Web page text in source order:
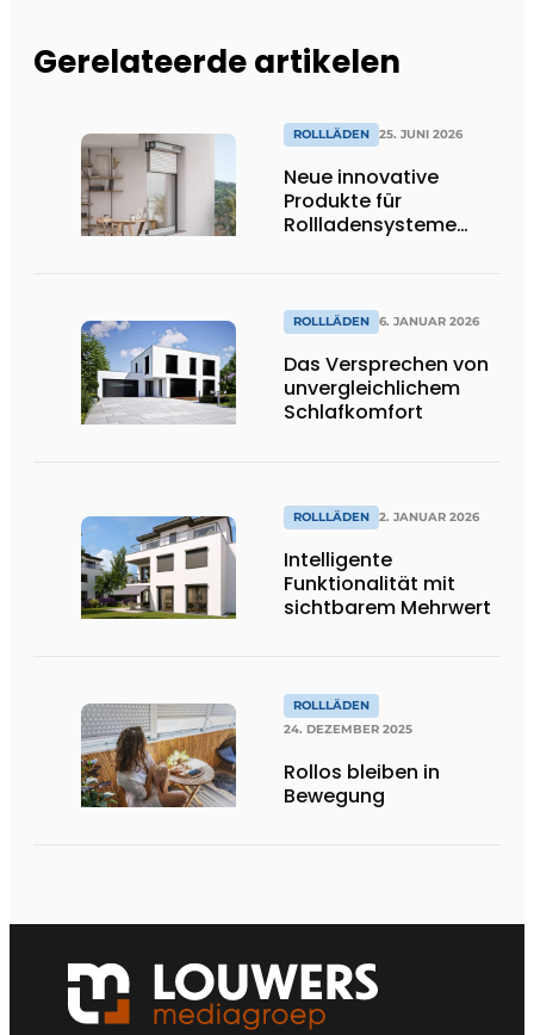
Gerelateerde artikelen
ROLLLÄDEN 25. JUNI 2026
Neue innovative
Produkte für
Rollladensysteme
ROLLLÄDEN 6. JANUAR 2026
Das Versprechen von
unvergleichlichem
Schlafkomfort
ROLLLÄDEN 2. JANUAR 2026
Intelligente
Funktionalität mit
sichtbarem Mehrwert
ROLLLÄDEN
24. DEZEMBER 2025
Rollos bleiben in
Bewegung